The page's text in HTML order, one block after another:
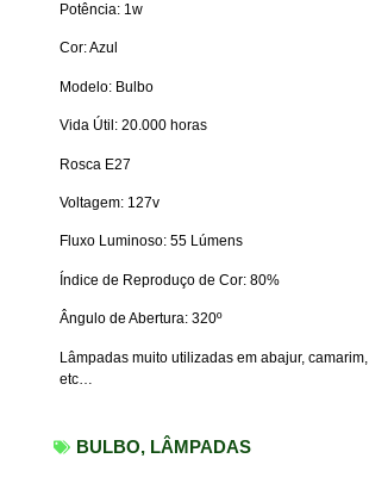
Potência: 1w
Cor: Azul
Modelo: Bulbo
Vida Útil: 20.000 horas
Rosca E27
Voltagem: 127v
Fluxo Luminoso: 55 Lúmens
Índice de Reproduço de Cor: 80%
Ângulo de Abertura: 320º
Lâmpadas muito utilizadas em abajur,
etc…
BULBO, LÂMPADAS